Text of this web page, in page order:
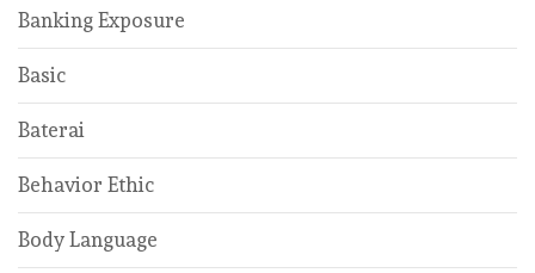
Banking Exposure
Basic
Baterai
Behavior Ethic
Body Language